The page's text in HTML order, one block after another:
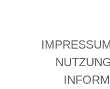
IMPRESSUM